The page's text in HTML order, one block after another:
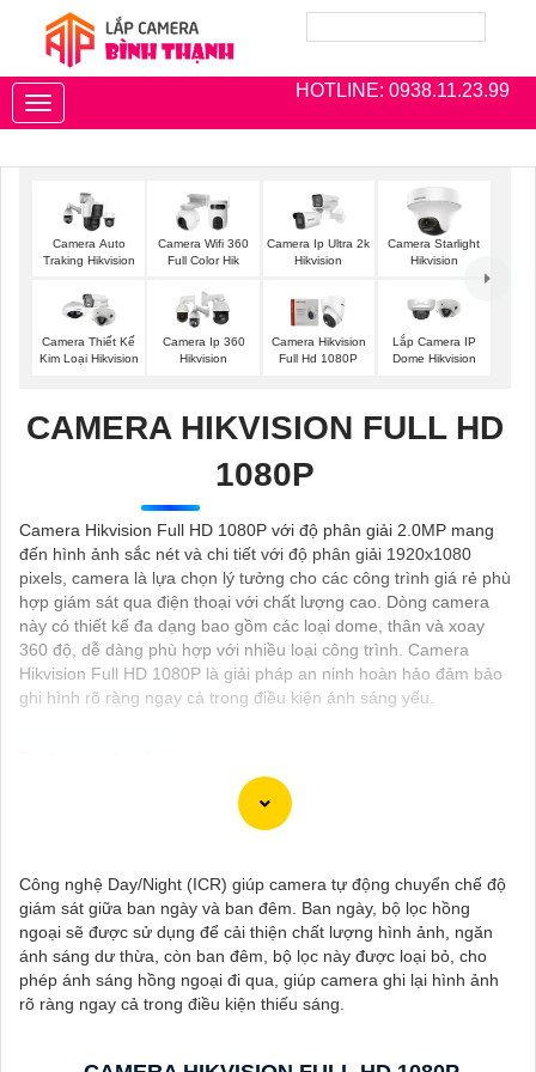
HOTLINE: 0938.11.23.99
Toggle
navigation
Camera Auto
Traking Hikvision
Camera Wifi 360
Full Color Hik
Camera Ip Ultra 2k
Hikvision
Camera Starlight
Hikvision
Camera Thiết Kế
Kim Loại Hikvision
Camera Ip 360
Hikvision
Camera Hikvision
Full Hd 1080P
Lắp Camera IP
Dome Hikvision
CAMERA HIKVISION FULL HD
1080P
Camera Hikvision Full HD 1080P với độ phân giải 2.0MP mang
đến hình ảnh sắc nét và chi tiết với độ phân giải 1920x1080
pixels, camera là lựa chọn lý tưởng cho các công trình giá rẻ phù
hợp giám sát qua điện thoại với chất lượng cao. Dòng camera
này có thiết kế đa dạng bao gồm các loại dome, thân và xoay
360 độ, dễ dàng phù hợp với nhiều loại công trình. Camera
Hikvision Full HD 1080P là giải pháp an ninh hoàn hảo đảm bảo
ghi hình rõ ràng ngay cả trong điều kiện ánh sáng yếu.
Dĩ nhiên, dưới đây là một mẫu văn bản giới thiệu dành cho dự
Chào quý khách hàng,
Chúng tôi xin trân trọng giới thiệu đến quý vị dịch vụ lắp đặt
camera Hikvision giá rẻ và chuyên nghiệp cho dự án của quý vị.
Với kinh nghiệm lâu năm trong lĩnh vực lắp đặt camera an ninh,
đội ngũ kỹ thuật viên của chúng tôi cam kết sẽ mang đến cho
quý vị những giải pháp an ninh hiệu quả, đáng tin cậy và tiết
Công nghệ Day/Night (ICR) giúp camera tự động chuyển chế độ
giám sát giữa ban ngày và ban đêm. Ban ngày, bộ lọc hồng
ngoại sẽ được sử dụng để cải thiện chất lượng hình ảnh, ngăn
ánh sáng dư thừa, còn ban đêm, bộ lọc này được loại bỏ, cho
phép ánh sáng hồng ngoại đi qua, giúp camera ghi lại hình ảnh
rõ ràng ngay cả trong điều kiện thiếu sáng.